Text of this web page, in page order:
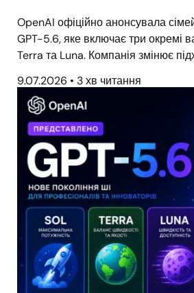
OpenAI офіційно анонсувала
GPT-5.6, яке включає три окремі
Terra та Luna. Компанія змінює
9.07.2026 • 3 хв читання